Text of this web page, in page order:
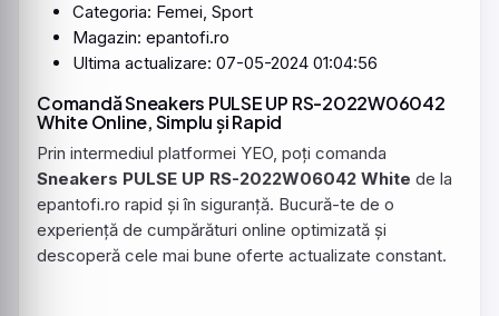
Categoria: Femei, Sport
Magazin: epantofi.ro
Ultima actualizare: 07-05-2024 01:04:56
Comandă Sneakers PULSE UP RS-2022W06042
White Online, Simplu și Rapid
Prin intermediul platformei YEO, poți comanda
Sneakers PULSE UP RS-2022W06042 White de la
epantofi.ro rapid și în siguranță. Bucură-te de o
experiență de cumpărături online optimizată și
descoperă cele mai bune oferte actualizate constant.